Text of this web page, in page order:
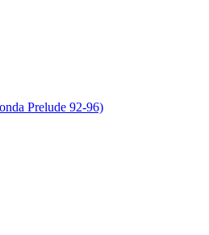
Prelude 92-96)